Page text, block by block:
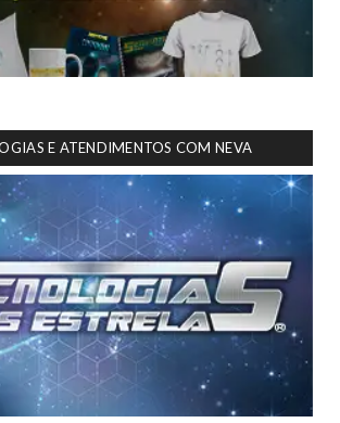
E ATENDIMENTOS COM NEVA